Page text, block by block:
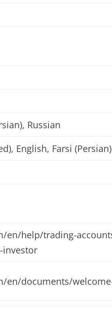
Russian
English, Farsi
en/help/trading-
investor
en/documents/